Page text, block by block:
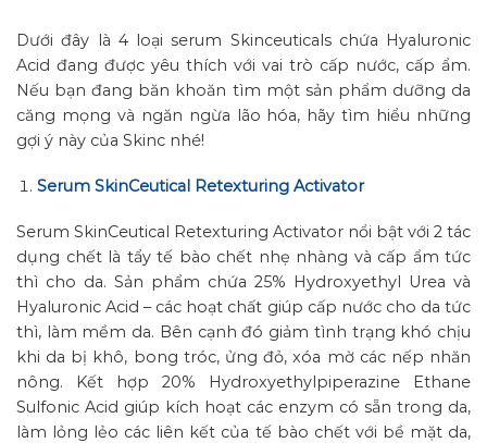
Dưới đây là 4 loại serum Skinceuticals chứa Hyaluronic
Acid đang được yêu thích với vai trò cấp nước, cấp ẩm.
Nếu bạn đang băn khoăn tìm một sản phẩm dưỡng da
căng mọng và ngăn ngừa lão hóa, hãy tìm hiểu những
gợi ý này của Skinc nhé!
Serum SkinCeutical Retexturing Activator
Serum SkinCeutical Retexturing Activator nổi bật với 2 tác
dụng chết là tẩy tế bào chết nhẹ nhàng và cấp ẩm tức
thì cho da. Sản phẩm chứa 25% Hydroxyethyl Urea và
Hyaluronic Acid – các hoạt chất giúp cấp nước cho da tức
thì, làm mềm da. Bên cạnh đó giảm tình trạng khó chịu
khi da bị khô, bong tróc, ửng đỏ, xóa mờ các nếp nhăn
nông. Kết hợp 20% Hydroxyethylpiperazine Ethane
Sulfonic Acid giúp kích hoạt các enzym có sẵn trong da,
làm lỏng lẻo các liên kết của tế bào chết với bề mặt da,